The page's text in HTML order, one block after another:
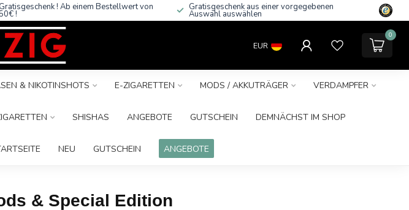
Gratisgeschenk ! Ab einem Bestellwert von
!
Gratisgeschenk aus einer vorgegebenen
Auswahl auswählen
EUR
0
& NIKOTINSHOTS E-ZIGARETTEN MODS / AKKUTRÄGER VERDAMPFER
SHISHAS ANGEBOTE GUTSCHEIN DEMNÄCHST IM SHOP
NEU GUTSCHEIN ANGEBOTE
& Special Edition